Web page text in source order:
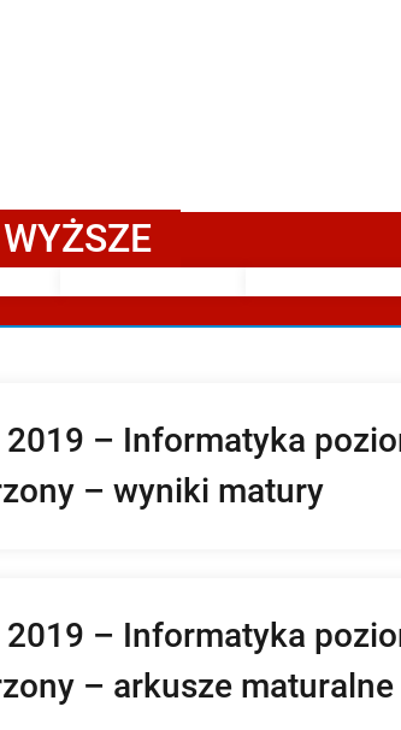
2019 – Informatyka
– wyniki matury
2019 – Informatyka
– arkusze maturalne